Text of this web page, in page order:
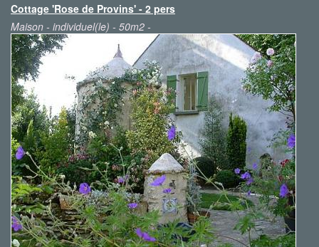
Cottage 'Rose de Provins' - 2 pers
Maison - individuel(le) - 50m2 -